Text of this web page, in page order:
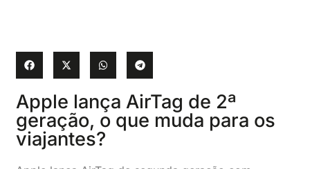
Apple lança AirTag de 2ª
geração, o que muda para os
viajantes?